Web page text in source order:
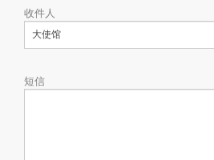
收件人
大使馆
短信